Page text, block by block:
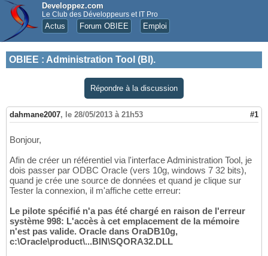
Developpez.com
Le Club des Développeurs et IT Pro
Actus Forum OBIEE Emploi
OBIEE : Administration Tool (BI).
Répondre à la discussion
dahmane2007, le 28/05/2013 à 21h53 #1
Bonjour,
Afin de créer un référentiel via l'interface Administration Tool, je
dois passer par ODBC Oracle (vers 10g, windows 7 32 bits),
quand je crée une source de données et quand je clique sur
Tester la connexion, il m'affiche cette erreur:
Le pilote spécifié n'a pas été chargé en raison de l'erreur
système 998: L'accès à cet emplacement de la mémoire
n'est pas valide. Oracle dans OraDB10g,
c:\Oracle\product\...BIN\SQORA32.DLL